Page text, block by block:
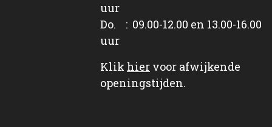
uur
Do. : 09.00-12.00 en 13.00-16.00
uur
Klik hier voor afwijkende
openingstijden.